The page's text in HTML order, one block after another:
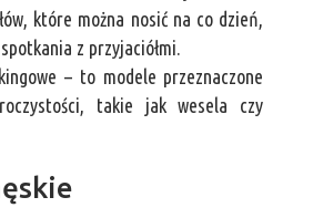
które można nosić na co dzień,
z przyjaciółmi.
– to modele przeznaczone
takie jak wesela czy